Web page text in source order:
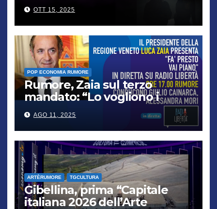
“famiglia”
OTT 15, 2025
POP ECONOMIA RUMORE
Rumore, Zaia sul terzo
mandato: “Lo vogliono i
cittadini, chi non lo capisce
verrà punito”
AGO 11, 2025
ARTÈRUMORE TGCULTURA
Gibellina, prima “Capitale
italiana 2026 dell’Arte